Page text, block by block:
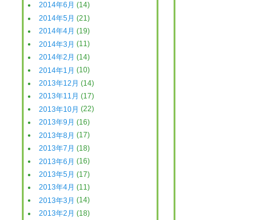
2014年6月 (14)
2014年5月 (21)
2014年4月 (19)
2014年3月 (11)
2014年2月 (14)
2014年1月 (10)
2013年12月 (14)
2013年11月 (17)
2013年10月 (22)
2013年9月 (16)
2013年8月 (17)
2013年7月 (18)
2013年6月 (16)
2013年5月 (17)
2013年4月 (11)
2013年3月 (14)
2013年2月 (18)